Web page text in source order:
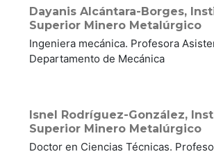
Dayanis Alcántara-Borges,
Superior Minero Metalúrgico
Ingeniera mecánica. Profesora
Departamento de Mecánica
Isnel Rodríguez-González,
Superior Minero Metalúrgico
Doctor en Ciencias Técnicas.